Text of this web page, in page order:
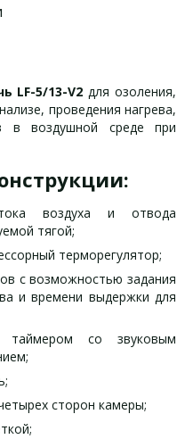
LF-5/13-V2 для озоления,
проведения нагрева,
в воздушной среде при
воздуха и отвода
тягой;
терморегулятор;
с возможностью задания
и времени выдержки для
со звуковым
сторон камеры;